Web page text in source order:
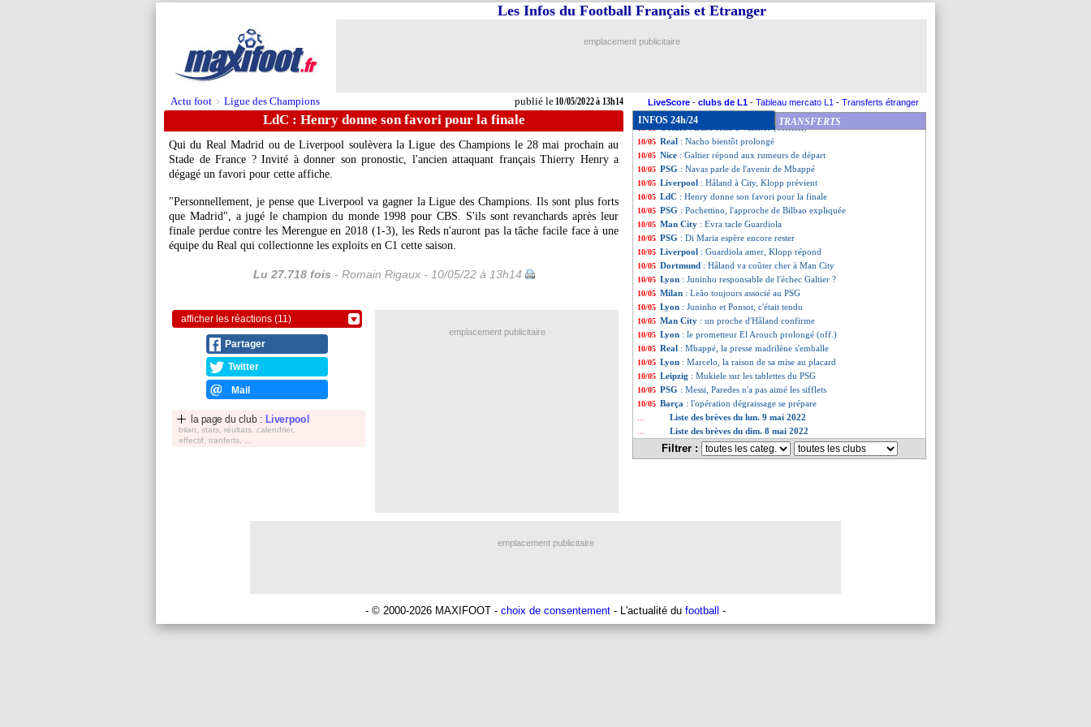
Actu foot > Ligue des Champions publié le10/05/2022 à 13h14
Les Infos du Football Français et Etranger
emplacement publicitaire
LiveScore - clubs de L1 - Tableau mercato L1 - Transferts étranger
LdC : Henry donne son favori pour la finale
Qui du Real Madrid ou de Liverpool soulèvera la Ligue des Champions le 28 mai prochain au
Stade de France ? Invité à donner son pronostic, l'ancien attaquant français Thierry Henry a
dégagé un favori pour cette affiche.
"Personnellement, je pense que Liverpool va gagner la Ligue des Champions. Ils sont plus forts
que Madrid", a jugé le champion du monde 1998 pour CBS. S'ils sont revanchards après leur
finale perdue contre les Merengue en 2018 (1-3), les Reds n'auront pas la tâche facile face à une
équipe du Real qui collectionne les exploits en C1 cette saison.
Lu 27.718 fois - Romain Rigaux - 10/05/22 à 13h14
afficher les réactions (11)
Partager
Twitter
Mail
la page du club : Liverpool
bilan, stats, réultats, calendrier,
effectif, tranferts, ...
INFOS 24h/24 TRANSFERTS
10/05 Tottenham: Mourinho blessé par son départ
10/05 Barça: Dembélé, la bonne formule recherchée
10/05 Chelsea
10/05 Man City: Håland, Guardiola ne dément pas
10/05 Man City: Evra compare le club au PSG
: Duro reste à Valence (officiel)
10/05 Real : Nacho bientôt prolongé
10/05 Nice : Galtier répond aux rumeurs de départ
10/05 PSG : Navas parle de l'avenir de Mbappé
10/05 Liverpool : Håland à City, Klopp prévient
10/05 LdC : Henry donne son favori pour la finale
10/05 PSG : Pochettino, l'approche de Bilbao expliquée
10/05 Man City : Evra tacle Guardiola
10/05 PSG : Di Maria espère encore rester
10/05 Liverpool : Guardiola amer, Klopp répond
10/05 Dortmund : Håland va coûter cher à Man City
10/05 Lyon : Juninho responsable de l'échec Galtier ?
10/05 Milan : Leão toujours associé au PSG
10/05 Lyon : Juninho et Ponsot, c'était tendu
10/05 Man City : un proche d'Håland confirme
10/05 Lyon : le prometteur El Arouch prolongé (off.)
10/05 Real : Mbappé, la presse madrilène s'emballe
10/05 Lyon : Marcelo, la raison de sa mise au placard
10/05 Leipzig : Mukiele sur les tablettes du PSG
10/05 PSG : Messi, Paredes n'a pas aimé les sifflets
10/05 Barça : l'opération dégraissage se prépare
Liste des brèves du lun. 9 mai 2022
Liste des brèves du dim. 8 mai 2022
Filtrer :
emplacement publicitaire
emplacement publicitaire
- © 2000-2026 MAXIFOOT - choix de consentement - L'actualité du football -